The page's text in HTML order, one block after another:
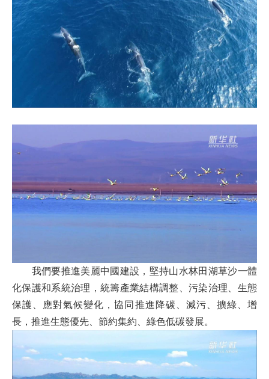
我們要推進美麗中國建設，堅持山水林田湖草沙一體
化保護和系統治理，統籌產業結構調整、污染治理、生態
保護、應對氣候變化，協同推進降碳、減污、擴綠、增
長，推進生態優先、節約集約、綠色低碳發展。